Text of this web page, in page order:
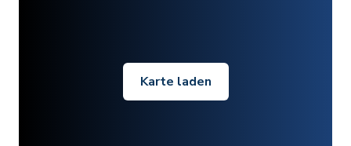
Karte laden